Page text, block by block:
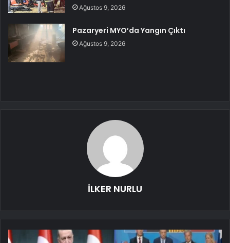
Ağustos 9, 2026
Pazaryeri MYO’da Yangın Çıktı
Ağustos 9, 2026
İLKER NURLU